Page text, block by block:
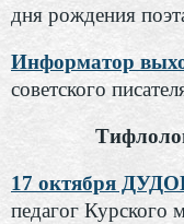
дня рождения
Информатор
советского
17 октября
педагог Курского